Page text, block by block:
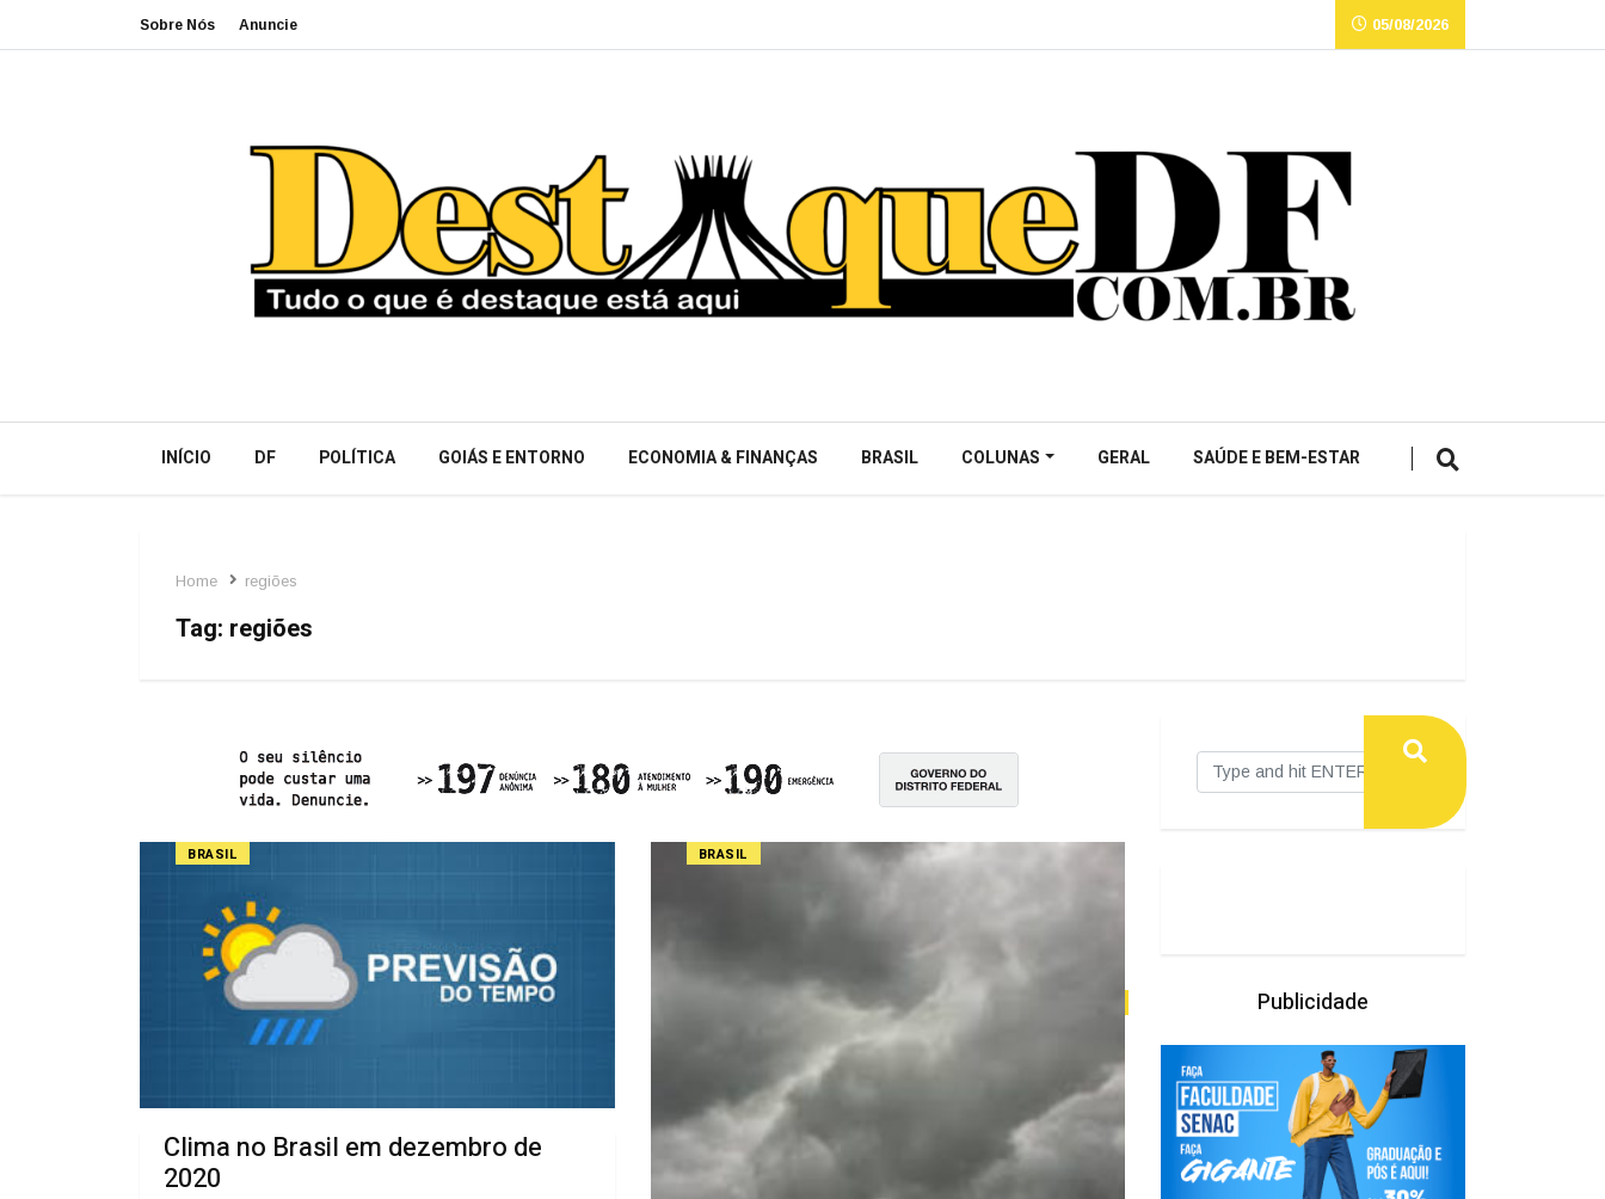
Sobre Nós Anuncie 05/08/2026
INÍCIO DF POLÍTICA GOIÁS E ENTORNO ECONOMIA & FINANÇAS BRASIL COLUNAS GERAL SAÚDE E BEM-ESTAR
Home regiões
Tag: regiões
BRASIL
Clima no Brasil em dezembro de
2020
BRASIL
Publicidade